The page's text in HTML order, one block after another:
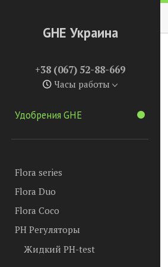
GHE Украина
+38 (067) 52-88-669
Часы работы
Удобрения GHE
Flora series
Flora Duo
Flora Coco
PH Регуляторы
Жидкий PH-test